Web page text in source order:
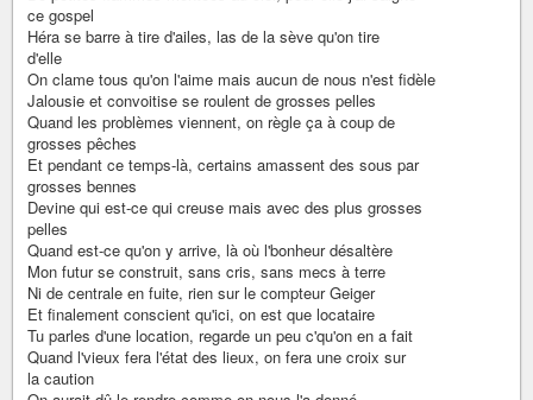
ce gospel
Héra se barre à tire d'ailes, las de la sève qu'on tire
d'elle
On clame tous qu'on l'aime mais aucun de nous n'est fidèle
Jalousie et convoitise se roulent de grosses pelles
Quand les problèmes viennent, on règle ça à coup de
grosses pêches
Et pendant ce temps-là, certains amassent des sous par
grosses bennes
Devine qui est-ce qui creuse mais avec des plus grosses
pelles
Quand est-ce qu'on y arrive, là où l'bonheur désaltère
Mon futur se construit, sans cris, sans mecs à terre
Ni de centrale en fuite, rien sur le compteur Geiger
Et finalement conscient qu'ici, on est que locataire
Tu parles d'une location, regarde un peu c'qu'on en a fait
Quand l'vieux fera l'état des lieux, on fera une croix sur
la caution